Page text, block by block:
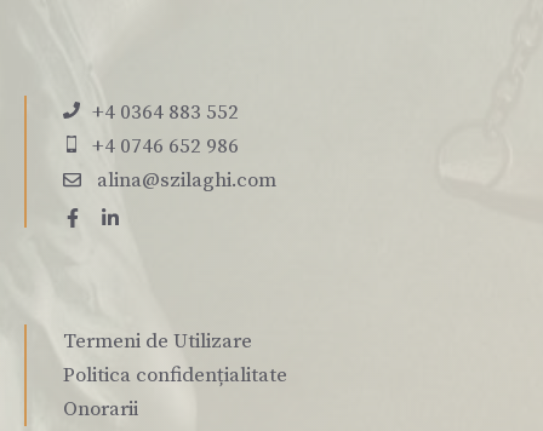
+4 0364 883 552
+4 0746 652 986
alina@szilaghi.com
Termeni de Utilizare
Politica confidențialitate
Onorarii